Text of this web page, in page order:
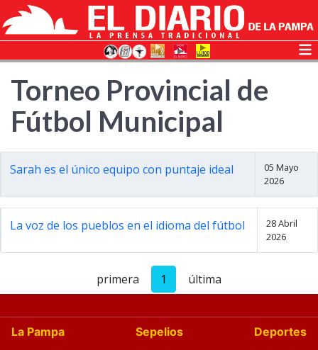
Torneo Provincial de
Fútbol Municipal
Sarah es el único equipo con puntaje ideal
05 Mayo
2026
La voz de los pueblos en el idioma del fútbol
28 Abril
2026
primera 1 última
La Pampa Sepelios
Deportes